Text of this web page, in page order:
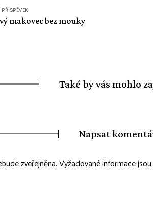
makovec bez mouky
Také by vás mohlo
Napsat
zveřejněna.Vyžadované informace